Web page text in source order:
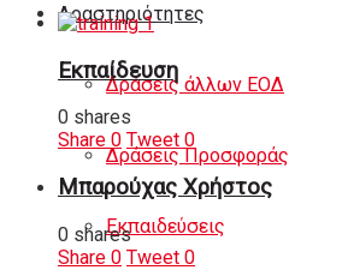
Δραστηριότητες
Δράσεις άλλων ΕΟΔ
Δράσεις Προσφοράς
Εκπαιδεύσεις
Εκπαίδευση
0 shares
Share 0 Tweet 0
Μπαρούχας Χρήστος
0 shares
Share 0 Tweet 0